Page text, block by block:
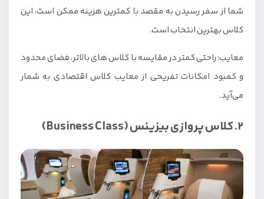
شما از سفر رسیدن به مقصد با کمترین هزینه ممکن است، این
کلاس بهترین انتخاب است.
معایب: راحتی کمتر در مقایسه با کلاس های بالاتر، فضای محدود
و کمبود امکانات تفریحی از معایب کلاس اقتصادی به شمار
می‌آید.
2. کلاس پروازی بیزینس (Business Class)